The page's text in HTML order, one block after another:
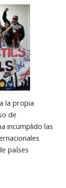
la propia
de
incumplido las
países